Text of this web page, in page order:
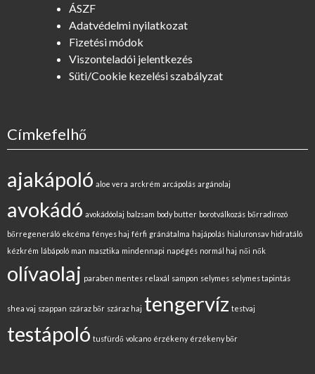
ÁSZF
Adatvédelmi nyilatkozat
Fizetési módok
Viszonteladói jelentkezés
Süti/Cookie kezelési szabályzat
Címkefelhő
ajakápoló aloe vera arckrém arcápolás argánolaj
avokádó avokádóolaj balzsam body butter borotválkozás bőrradírozó
bőrregeneráló ekcéma fényes haj férfi gránátalma hajápolás hialuronsav hidratáló
kézkrém lábápoló man masztika mindennapi napégés normál haj női nők
olívaolaj paraben mentes relaxál sampon selymes selymes tapintás
shea vaj szappan száraz bőr száraz haj tengervíz testvaj
testápoló tusfürdő volcano érzékeny érzékeny bőr